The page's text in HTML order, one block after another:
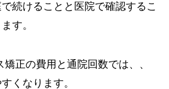
続けることと医院で確認するこ
す。
正の費用と通院回数では、、
くなります。